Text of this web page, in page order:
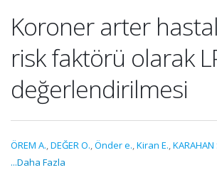
Koroner arter
risk faktörü olarak
değerlendirilmesi
ÖREM A.,DEĞER O.,Önder e.,Kiran E.,KARAHAN
...Daha Fazla